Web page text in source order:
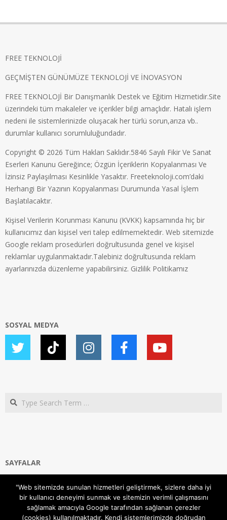
FREE TEKNOLOJİ
GEÇMİŞTEN GÜNÜMÜZE TEKNOLOJİ VE İNOVASYON
FREE TEKNOLOJİ Bir Danışmanlık Destek ve Eğitim Hizmetidir.Site
üzerindeki tüm makaleler ve içerikler bilgi amaçlıdır. Hatalı işlem
nedeni ile sistemlerinizde oluşacak her türlü sorun,arıza vb..
durumlar kullanıcı sorumluluğundadır.
Copyright © 2026 Tüm Hakları Saklıdır.5846 Sayılı Fikir Ve Sanat
Eserleri Kanunu Gereğince; Özgün İçeriklerin Kopyalanması Ve
İzinsiz Paylaşılması Kesinlikle Yasaktır. Freeteknoloji.com’daki
Herhangi Bir Yazının Kopyalanması Durumunda Yasal İşlem
Başlatılacaktır.
Kişisel Verilerin Korunması Kanunu (KVKK) kapsamında hiç bir
kullanıcımız dan kişisel veri talep edilmemektedir. Web sitemizde
Google reklam prosedürleri doğrultusunda genel ve kişisel
reklamlar uygulanmaktadır.Talebiniz doğrultusunda reklam
ayarlarınızda düzenleme yapabilirsiniz. Gizlilik Politikamız
SOSYAL MEDYA
Search
SAYFALAR
Gizlilik ve Çerezler (Cookies) Politikası
Hakkımızda
İletişim Kanalları
"Web sitemizde sunulan hizmetleri geliştirmek, sizlere daha iyi
bir kullanıcı deneyimi sunmak ve sitemizin verimli çalışmasını
sağlamak amacıyla Google tarafından sağlanan çerezler
(cookies) kullanılmaktadır. Kendi sistemlerimizde doğrudan